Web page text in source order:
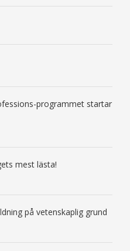
programmet startar
mest lästa!
på vetenskaplig grund